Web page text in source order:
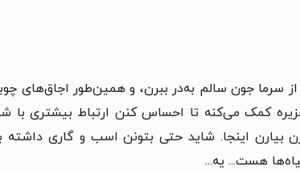
سرما جون سالم به‌در ببرن، و همین‌طور اجاق‌های
کمک می‌کنه تا احساس کنن ارتباط بیشتری با
اینجا. شاید حتی بتونن اسب و گاری داشته
هست... یه...